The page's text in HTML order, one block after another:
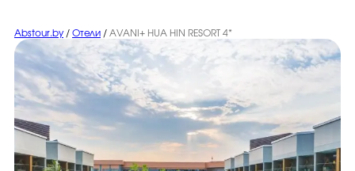
Abstour.by / Отели / AVANI+ HUA HIN RESORT 4*